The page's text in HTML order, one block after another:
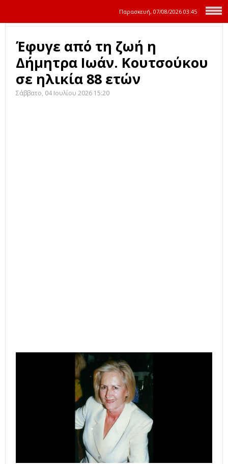
Παρασκευή, 07/08/2026 03:46
Έφυγε από τη ζωή η
Δήμητρα Ιωάν. Κουτσούκου
σε ηλικία 88 ετών
Σάββατο, 04 Ιουλίου 2026 15:20